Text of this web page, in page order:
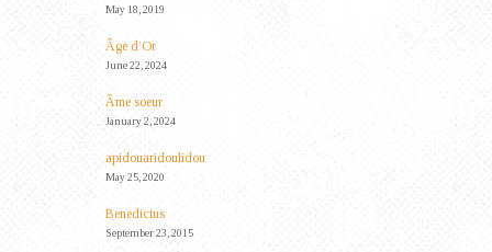
May 18, 2019
Âge d’Or
June 22, 2024
Âme soeur
January 2, 2024
apidouaridoulidou
May 25, 2020
Benedictus
September 23, 2015